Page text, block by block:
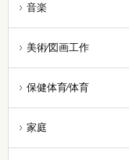
音楽
美術⁄図画工作
保健体育⁄体育
家庭